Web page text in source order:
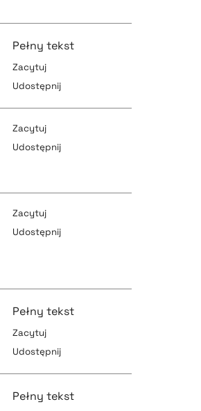
pobierz cytat
pobierz cytat
Pełny tekst
Zacytuj
Udostępnij
pobierz cytat
Zacytuj
Udostępnij
pobierz cytat
Zacytuj
Udostępnij
pobierz cytat
Pełny tekst
Zacytuj
Udostępnij
Pełny tekst